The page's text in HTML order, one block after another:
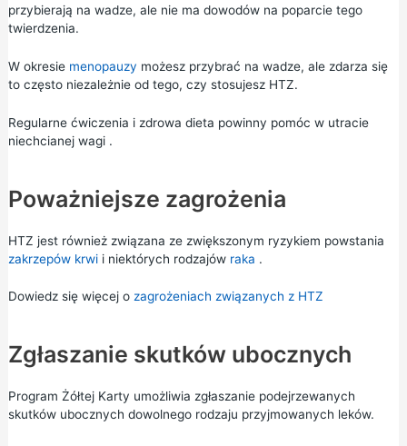
przybierają na wadze, ale nie ma dowodów na poparcie tego
twierdzenia.
W okresie menopauzy możesz przybrać na wadze, ale zdarza się
to często niezależnie od tego, czy stosujesz HTZ.
Regularne ćwiczenia i zdrowa dieta powinny pomóc w utracie
niechcianej wagi.
Poważniejsze zagrożenia
HTZ jest również związana ze zwiększonym ryzykiem powstania
zakrzepów krwii niektórych rodzajów raka .
Dowiedz się więcej o zagrożeniach związanych z HTZ
Zgłaszanie skutków ubocznych
Program Żółtej Karty umożliwia zgłaszanie podejrzewanych
skutków ubocznych dowolnego rodzaju przyjmowanych leków.